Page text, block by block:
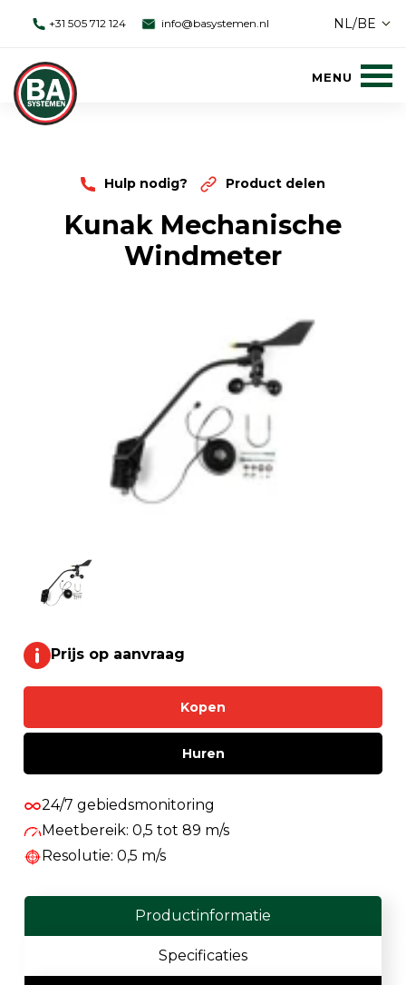
+31 505 712 124 info@basystemen.nl NL/BE
Hulp nodig? Product delen
Kunak Mechanische
Windmeter
Prijs op aanvraag
Huren
Kopen
24/7 gebiedsmonitoring
Meetbereik: 0,5 tot 89 m/s
Resolutie: 0,5 m/s
Productinformatie
Specificaties